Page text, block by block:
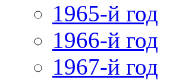
1965-й год
1966-й год
1967-й год